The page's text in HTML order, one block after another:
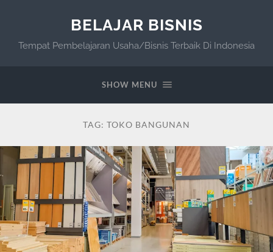
BELAJAR BISNIS
Tempat Pembelajaran Usaha/Bisnis Terbaik Di Indonesia
SHOW MENU
TAG: TOKO BANGUNAN